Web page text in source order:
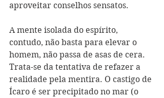
aproveitar conselhos sensatos.
A mente isolada do espírito,
contudo, não basta para elevar o
homem, não passa de asas de cera.
Trata-se da tentativa de refazer a
realidade pela mentira. O castigo de
Ícaro é ser precipitado no mar (o